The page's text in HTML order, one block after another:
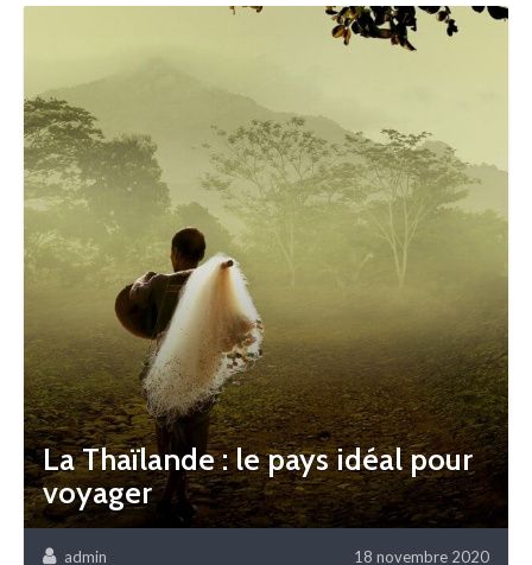
La Thaïlande : le pays idéal pour
voyager
admin 18 novembre 2020